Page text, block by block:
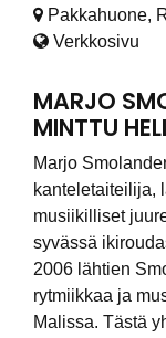
Pakkahuone,
Verkkosivu
MARJO
MINTTU
Marjo
kanteletaiteilija,
musiikilliset
syvässä
2006 lähtien
rytmiikkaa ja
Malissa. Tästä